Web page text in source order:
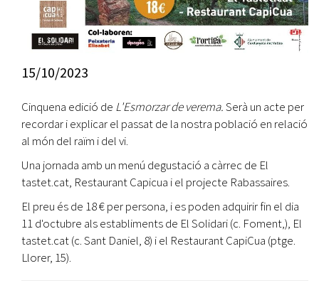
15/10/2023
Cinquena edició de L'Esmorzar de verema.Serà un acte per
recordar i explicar el passat de la nostra població en relació
al món del raïm i del vi.
Una jornada amb un menú degustació a càrrec de El
tastet.cat, Restaurant Capicua i el projecte Rabassaires.
El preu és de 18 € per persona, i es poden adquirir fin el dia
11 d'octubre als establiments de El Solidari (c. Foment,), El
tastet.cat (c. Sant Daniel, 8) i el Restaurant CapiCua (ptge.
Llorer, 15).